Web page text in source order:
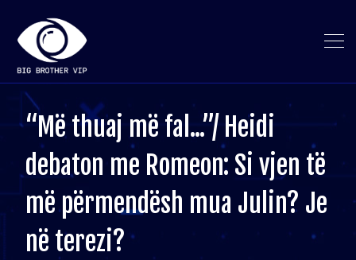
“Më thuaj më fal...”/ Heidi
debaton me Romeon: Si vjen të
më përmendësh mua Julin? Je
në terezi?